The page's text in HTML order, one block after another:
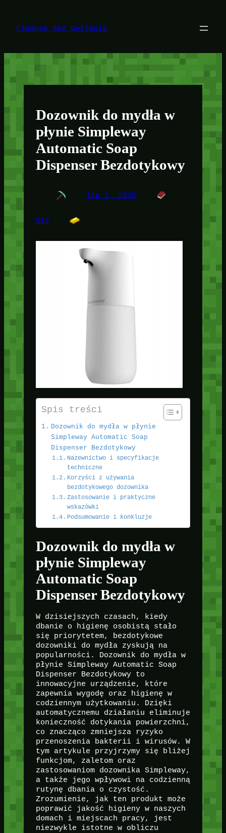
treści
Finanse Bez Owijania
Dozownik do mydła w
płynie Simpleway
Automatic Soap
Dispenser Bezdotykowy
lip 1, 2025
DIY
Spis treści
Dozownik do mydła w płynie
Simpleway Automatic Soap
Dispenser Bezdotykowy
Nazewnictwo i specyfikacje
techniczne
Korzyści z używania
bezdotykowego dozownika
Zastosowanie i praktyczne
wskazówki
Podsumowanie i konkluzje
Dozownik do mydła w
płynie Simpleway
Automatic Soap
Dispenser Bezdotykowy
W dzisiejszych czasach, kiedy
dbanie o higienę osobistą stało
się priorytetem, bezdotykowe
dozowniki do mydła zyskują na
popularności. Dozownik do mydła w
płynie Simpleway Automatic Soap
Dispenser Bezdotykowy to
innowacyjne urządzenie, które
zapewnia wygodę oraz higienę w
codziennym użytkowaniu. Dzięki
automatycznemu działaniu eliminuje
konieczność dotykania powierzchni,
co znacząco zmniejsza ryzyko
przenoszenia bakterii i wirusów. W
tym artykule przyjrzymy się bliżej
funkcjom, zaletom oraz
zastosowaniom dozownika Simpleway,
a także jego wpływowi na codzienną
rutynę dbania o czystość.
Zrozumienie, jak ten produkt może
poprawić jakość higieny w naszych
domach i miejscach pracy, jest
niezwykle istotne w obliczu